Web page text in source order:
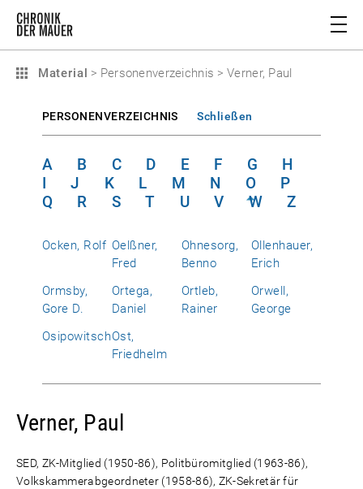
Material > Personenverzeichnis > Verner, Paul
PERSONENVERZEICHNIS Schließen
A B C D E F G
H
I
J K L M N O
P
Q
R S T U V W Z
Ocken, Rolf Oelßner,
Fred
Ohnesorg,
Benno
Ollenhauer,
Erich
Ormsby,
Gore D.
Ortega,
Daniel
Ortleb,
Rainer
Orwell,
George
OsipowitschOst,
Friedhelm
Verner, Paul
SED, ZK-Mitglied (1950-86), Politbüromitglied (1963-86),
Volkskammerabgeordneter (1958-86), ZK-Sekretär für